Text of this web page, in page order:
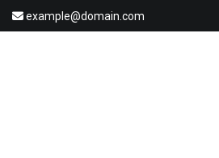
example@domain.com